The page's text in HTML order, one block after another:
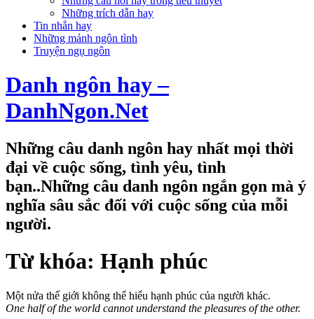
Những trích dẫn hay
Tin nhắn hay
Những mảnh ngôn tình
Truyện ngụ ngôn
Danh ngôn hay –
DanhNgon.Net
Những câu danh ngôn hay nhất mọi thời
đại về cuộc sống, tình yêu, tình
bạn..Những câu danh ngôn ngắn gọn mà ý
nghĩa sâu sắc đối với cuộc sống của mỗi
người.
Từ khóa: Hạnh phúc
Một nửa thế giới không thể hiểu hạnh phúc của người khác.
One half of the world cannot understand the pleasures of the other.